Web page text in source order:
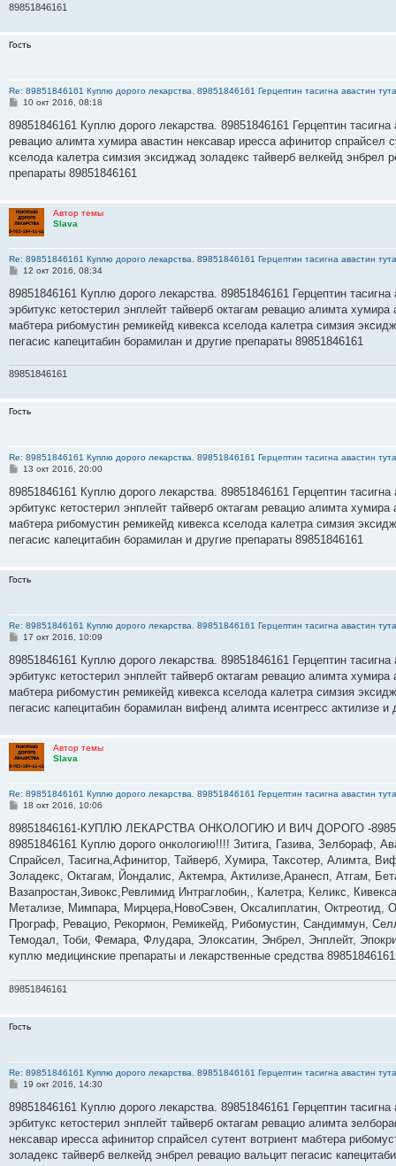
89851846161
Гость
Re: 89851846161 Куплю дорого лекарства. 89851846161 Герцептин тасигна авастин
С
о
щ
е
и
10 окт 2016, 08:18
89851846161 Куплю дорого лекарства. 89851846161 Герцептин
ревацио алимта хумира авастин нексавар иресса афинитор спрайсел
кселода калетра симзия эксиджад золадекс тайверб велкейд энбрел
препараты 89851846161
Автор темы
Slava
Re: 89851846161 Куплю дорого лекарства. 89851846161 Герцептин тасигна авастин
С
о
щ
е
и
12 окт 2016, 08:34
89851846161 Куплю дорого лекарства. 89851846161 Герцептин
эрбитукс кетостерил энплейт тайверб октагам ревацио алимта
мабтера рибомустин ремикейд кивекса кселода калетра симзия
пегасис капецитабин борамилан и другие препараты 89851846161
89851846161
Гость
Re: 89851846161 Куплю дорого лекарства. 89851846161 Герцептин тасигна авастин
С
о
щ
е
и
13 окт 2016, 20:00
89851846161 Куплю дорого лекарства. 89851846161 Герцептин
эрбитукс кетостерил энплейт тайверб октагам ревацио алимта
мабтера рибомустин ремикейд кивекса кселода калетра симзия
пегасис капецитабин борамилан и другие препараты 89851846161
Гость
Re: 89851846161 Куплю дорого лекарства. 89851846161 Герцептин тасигна авастин
С
о
щ
е
и
17 окт 2016, 10:09
89851846161 Куплю дорого лекарства. 89851846161 Герцептин
эрбитукс кетостерил энплейт тайверб октагам ревацио алимта
мабтера рибомустин ремикейд кивекса кселода калетра симзия
пегасис капецитабин борамилан вифенд алимта исентресс актилизе и
Автор темы
Slava
Re: 89851846161 Куплю дорого лекарства. 89851846161 Герцептин тасигна авастин
С
о
щ
е
н
и
е
18 окт 2016, 10:06
89851846161-КУПЛЮ ЛЕКАРСТВА ОНКОЛОГИЮ И ВИЧ ДОРОГО -
89851846161 Куплю дорого онкологию!!!! Зитига, Газива, Зелбораф,
Спрайсел, Тасигна,Афинитор, Тайверб, Хумира, Таксотер, Алимта,
Золадекс, Октагам, Йондалис, Актемра, Актилизе,Аранесп, Атгам,
Вазапростан,Зивокс,Ревлимид Интраглобин,, Калетра, Келикс,
Метализе, Мимпара, Мирцера,НовоСэвен, Оксалиплатин, Октреотид,
Програф, Ревацио, Рекормон, Ремикейд, Рибомустин, Сандиммун,
Темодал, Тоби, Фемара, Флудара, Элоксатин, Энбрел, Энплейт,
куплю медицинские препараты и лекарственные средства
89851846161
Гость
Re: 89851846161 Куплю дорого лекарства. 89851846161 Герцептин тасигна авастин
С
о
щ
е
и
19 окт 2016, 14:30
89851846161 Куплю дорого лекарства. 89851846161 Герцептин
эрбитукс кетостерил энплейт тайверб октагам ревацио алимта
нексавар иресса афинитор спрайсел сутент вотриент мабтера
золадекс тайверб велкейд энбрел ревацио вальцит пегасис